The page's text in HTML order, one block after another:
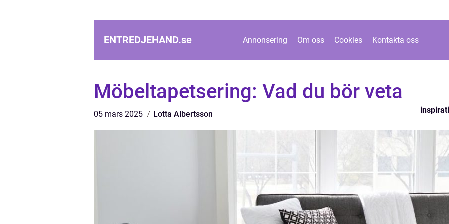
ENTREDJEHAND.se Annonsering Om oss Cookies Kontakta oss
Möbeltapetsering: Vad du bör veta
05 mars 2025 Lotta Albertsson